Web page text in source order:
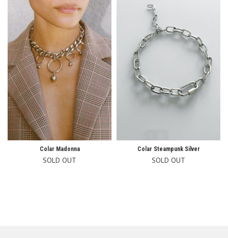
Colar Madonna
SOLD OUT
Colar Steampunk Silver
SOLD OUT